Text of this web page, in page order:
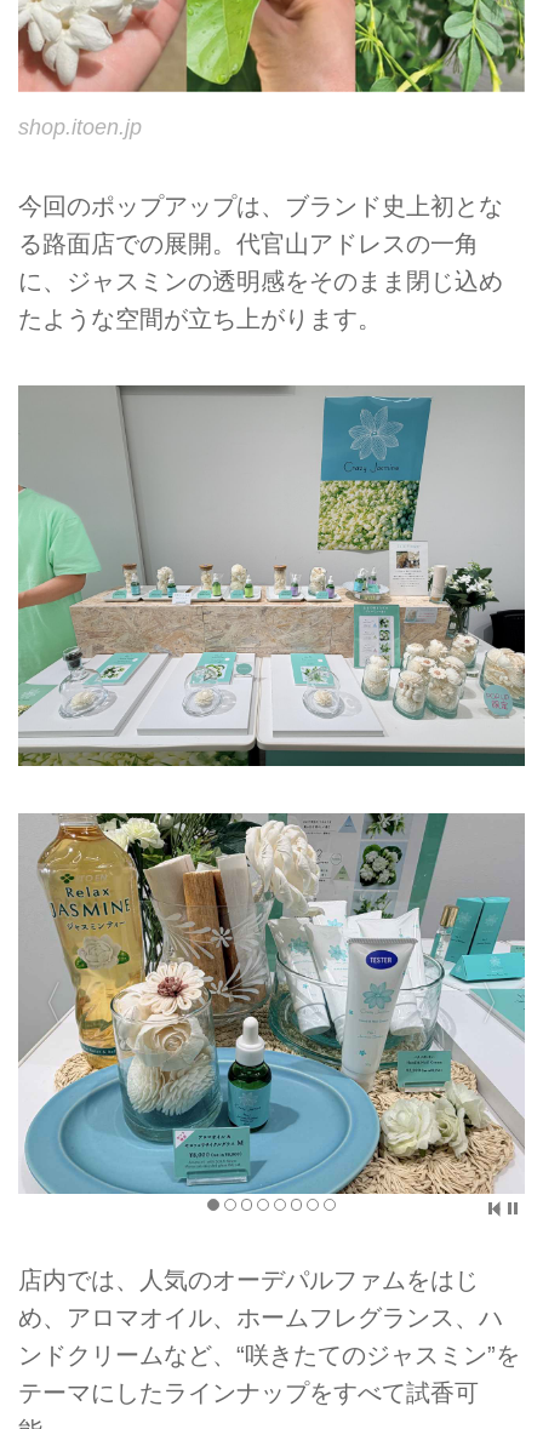
shop.itoen.jp
今回のポップアップは、ブランド史上初とな
る路面店での展開。代官山アドレスの一角
に、ジャスミンの透明感をそのまま閉じ込め
たような空間が立ち上がります。
店内では、人気のオーデパルファムをはじ
め、アロマオイル、ホームフレグランス、ハ
ンドクリームなど、“咲きたてのジャスミン”を
テーマにしたラインナップをすべて試香可